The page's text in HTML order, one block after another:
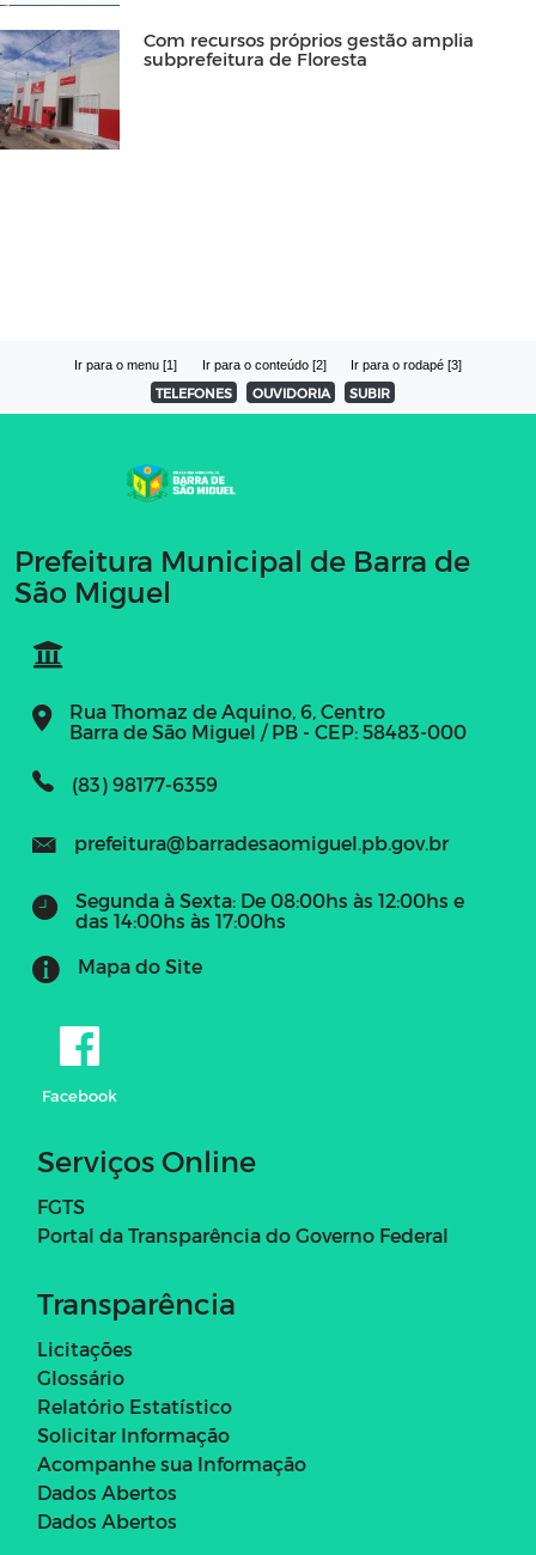
Com recursos próprios gestão amplia
subprefeitura de Floresta
Ir para o menu [1] Ir para o conteúdo [2] Ir para o rodapé [3]
TELEFONES OUVIDORIA SUBIR
Prefeitura Municipal de Barra de
São Miguel
Rua Thomaz de Aquino, 6, Centro
Barra de São Miguel / PB - CEP: 58483-000
(83) 98177-6359
prefeitura@barradesaomiguel.pb.gov.br
Segunda à Sexta: De 08:00hs às 12:00hs e
das 14:00hs às 17:00hs
Mapa do Site
Facebook
Serviços Online
FGTS
Portal da Transparência do Governo Federal
Transparência
Licitações
Glossário
Relatório Estatístico
Solicitar Informação
Acompanhe sua Informação
Dados Abertos
Dados Abertos